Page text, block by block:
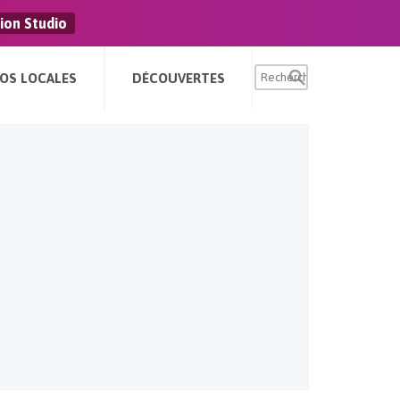
Studio
LOCALES DÉCOUVERTES